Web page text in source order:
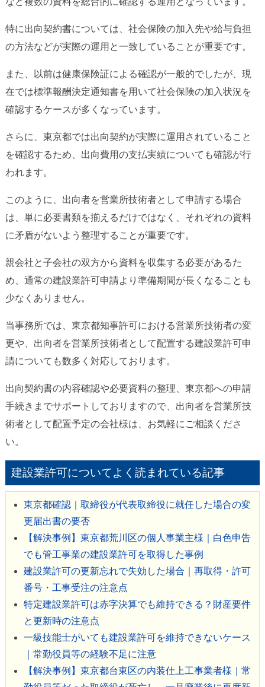
特に出向契約書については、社会保険の加入先や給与負担
の方法などが実際の運用と一致していることが重要です。
また、以前は健康保険証による確認が一般的でしたが、現
在では標準報酬決定通知書を用いて社会保険の加入状況を
確認するケースが多くなっています。
さらに、東京都では出向契約が実際に運用されていること
を確認するため、出向費用の支払実績についても確認が行
われます。
このように、出向者を営業所技術者として申請する場合
は、単に必要書類を揃えるだけではなく、それぞれの資料
に矛盾がないよう整理することが重要です。
親会社と子会社の双方から資料を収集する必要があるた
め、通常の建設業許可申請より準備期間が長くなることも
少なくありません。
当事務所では、東京都知事許可における営業所技術者の変
更や、出向者を営業所技術者として配置する建設業許可申
請についても数多く対応しております。
出向契約書の内容確認や必要資料の整理、東京都への申請
手続きまでサポートしておりますので、出向者を営業所技
術者として配置予定の会社様は、お気軽にご相談くださ
い。
建設業許可についてよく読まれている記事
東京都確認｜取締役が代表取締役に就任した場合の変
更届出書の要否
【解決事例】東京都荒川区の個人事業主様｜白色申告
でも管工事業の建設業許可を取得した事例
建設業許可の更新忘れで失効した場合｜再取得・許可
番号・工事受注の注意点
特定建設業許可は赤字決算でも維持できる？財産要件
と更新時の注意点
一級技能士がいても建設業許可を維持できないケース
｜常勤役員等の経験不足に注意
【解決事例】東京都台東区の内装仕上工事業者様｜常